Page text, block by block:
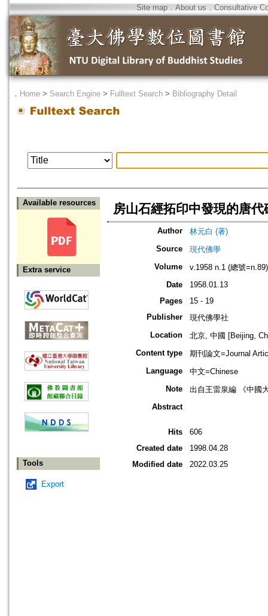
Site map．About us ． Consultative
． Home > Search Engine > Fulltext Search > Bibliography Detail
Available resources
Extra service
Tools
Export
房山石經拓印中發現的唐
Author
林元白 (著)
Source
現代佛學
Volume
v.1958 n.1 (總號=n.89)
Date
1958.01.13
Pages
15 - 19
Publisher
現代佛學社
Location
北京, 中國 [Beijing,
Content type
期刊論文=Journal
Language
中文=Chinese
Note
出自王雷泉編 《中國
Abstract
Hits
606
Created date
1998.04.28
Modified date
2022.03.25